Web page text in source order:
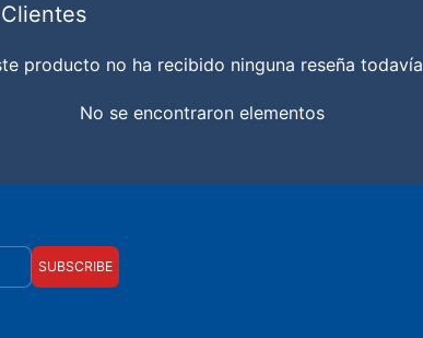
producto no ha recibido ninguna reseña todavía
No se encontraron elementos
SUBSCRIBE